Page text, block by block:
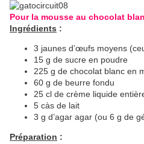
Pour la mousse au chocolat
Ingrédients :
3 jaunes d’œufs moyens
15 g de sucre en poudre
225 g de chocolat blanc en
60 g de beurre fondu
25 cl de crème liquide
5 càs de lait
3 g d’agar agar (ou 6 g de
Préparation :